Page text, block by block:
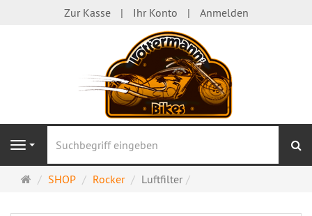
Zur Kasse Ihr Konto Anmelden
Navigation
Startseite
SHOP Rocker Luftfilter